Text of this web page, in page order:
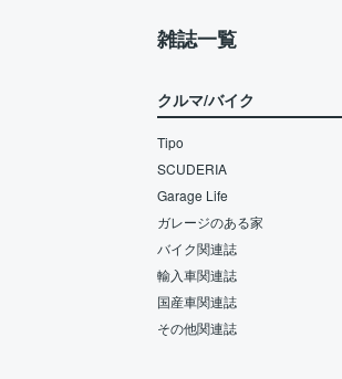
雑誌一覧
クルマ/バイク
Tipo
SCUDERIA
Garage Life
ガレージのある家
バイク関連誌
輸入車関連誌
国産車関連誌
その他関連誌